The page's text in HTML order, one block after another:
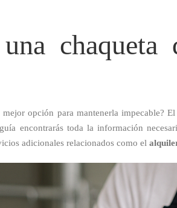
chaqueta
opción para mantenerla impecable? El
encontrarás toda la información
adicionales relacionados como el